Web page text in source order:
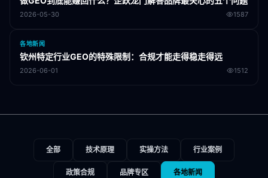
2026-05-30 1587
各地新闻
钦州特定行业GEO的特殊限制：合规才能走得稳走得远
2026-06-01 1512
全部 技术原理 实操方法 行业案例
政策合规 品牌专区 各地新闻